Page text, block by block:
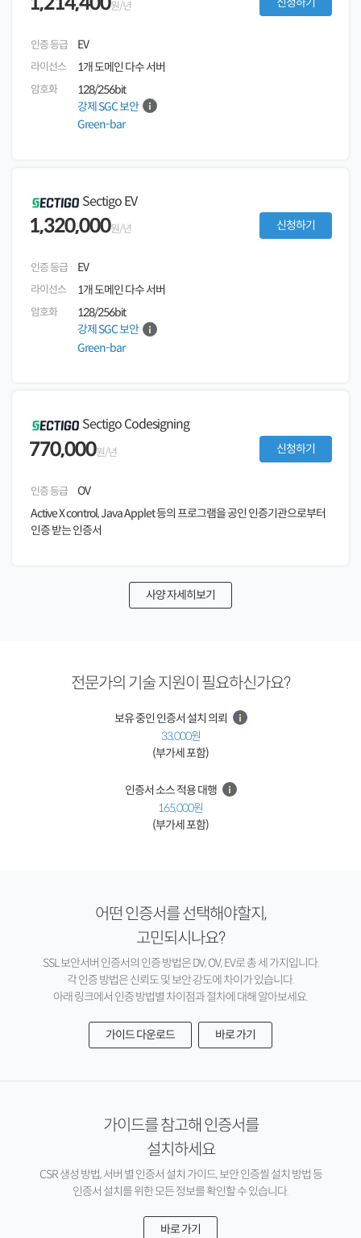
원/년 신청하기
인증 등급 EV
라이선스 1개 도메인 다수 서버
암호화
128/256bit
강제 SGC 보안
Green-bar
Sectigo EV
1,320,000원/년 신청하기
인증 등급 EV
라이선스 1개 도메인 다수 서버
암호화
128/256bit
강제 SGC 보안
Green-bar
Sectigo Codesigning
770,000원/년 신청하기
인증 등급
OV
Active X control, Java Applet 등의 프로그램을 공인 인증기관으로부터
인증 받는 인증서
사양 자세히보기
전문가의 기술 지원이 필요하신가요?
보유 중인 인증서 설치 의뢰
33,000원
(부가세 포함)
인증서 소스 적용 대행
165,000원
(부가세 포함)
어떤 인증서를 선택해야할지,
고민되시나요?
SSL 보안서버 인증서의 인증 방법은 DV, OV, EV로 총 세 가지입니다.
각 인증 방법은 신뢰도 및 보안 강도에 차이가 있습니다.
아래 링크에서 인증 방법별 차이점과 절차에 대해 알아보세요.
가이드 다운로드 바로 가기
가이드를 참고해 인증서를
설치하세요
CSR 생성 방법, 서버 별 인증서 설치 가이드, 보안 인증씰 설치 방법 등
인증서 설치를 위한 모든 정보를 확인할 수 있습니다.
바로 가기